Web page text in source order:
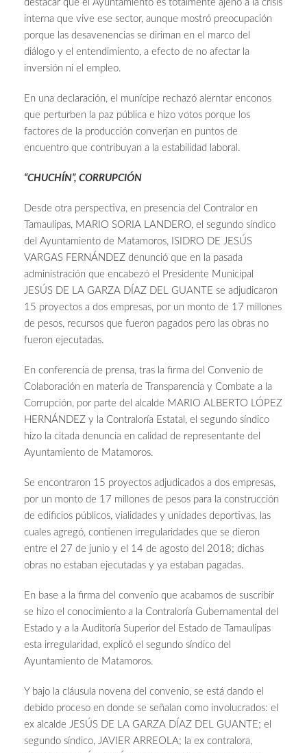
destacar que el Ayuntamiento es totalmente ajeno a la crisis
interna que vive ese sector, aunque mostró preocupación
porque las desavenencias se diriman en el marco del
diálogo y el entendimiento, a efecto de no afectar la
inversión ni el empleo.
En una declaración, el munícipe rechazó alerntar enconos
que perturben la paz pública e hizo votos porque los
factores de la producción converjan en puntos de
encuentro que contribuyan a la estabilidad laboral.
“CHUCHÍN”, CORRUPCIÓN
Desde otra perspectiva, en presencia del Contralor en
Tamaulipas, MARIO SORIA LANDERO, el segundo síndico
del Ayuntamiento de Matamoros, ISIDRO DE JESÚS
VARGAS FERNÁNDEZ denunció que en la pasada
administración que encabezó el Presidente Municipal
JESÚS DE LA GARZA DÍAZ DEL GUANTE se adjudicaron
15 proyectos a dos empresas, por un monto de 17 millones
de pesos, recursos que fueron pagados pero las obras no
fueron ejecutadas.
En conferencia de prensa, tras la firma del Convenio de
Colaboración en materia de Transparencia y Combate a la
Corrupción, por parte del alcalde MARIO ALBERTO LÓPEZ
HERNÁNDEZ y la Contraloría Estatal, el segundo síndico
hizo la citada denuncia en calidad de representante del
Ayuntamiento de Matamoros.
Se encontraron 15 proyectos adjudicados a dos empresas,
por un monto de 17 millones de pesos para la construcción
de edificios públicos, vialidades y unidades deportivas, las
cuales agregó, contienen irregularidades que se dieron
entre el 27 de junio y el 14 de agosto del 2018; dichas
obras no estaban ejecutadas y ya estaban pagadas.
En base a la firma del convenio que acabamos de suscribir
se hizo el conocimiento a la Contraloría Gubernamental del
Estado y a la Auditoría Superior del Estado de Tamaulipas
esta irregularidad, explicó el segundo síndico del
Ayuntamiento de Matamoros.
Y bajo la cláusula novena del convenio, se está dando el
debido proceso en donde se señalan como involucrados: el
ex alcalde JESÚS DE LA GARZA DÍAZ DEL GUANTE; el
segundo síndico, JAVIER ARREOLA; la ex contralora,